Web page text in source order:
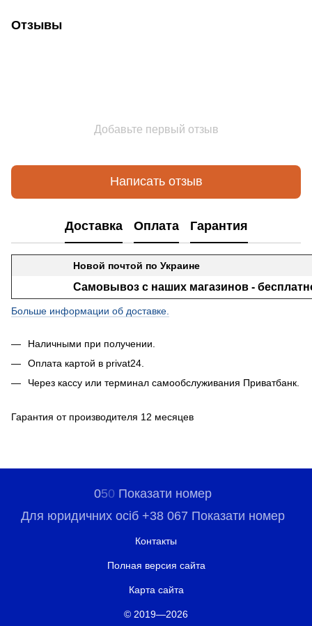
Отзывы
Добавьте первый отзыв
Написать отзыв
Доставка Оплата Гарантия
Новой почтой по Украине
Самовывоз с наших магазинов -
Больше информации об доставке.
Наличными при получении.
Оплата картой в privat24.
Через кассу или терминал самообслуживания Приватбанк.
Гарантия от производителя 12 месяцев
050 Показати номер
Для юридичних осіб +38 067 Показати номер
Контакты
Полная версия сайта
Карта сайта
© 2019—2026